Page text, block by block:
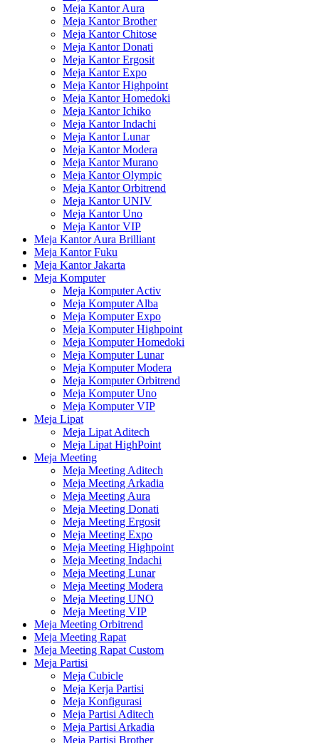
Meja Kantor Aura
Meja Kantor Brother
Meja Kantor Chitose
Meja Kantor Donati
Meja Kantor Ergosit
Meja Kantor Expo
Meja Kantor Highpoint
Meja Kantor Homedoki
Meja Kantor Ichiko
Meja Kantor Indachi
Meja Kantor Lunar
Meja Kantor Modera
Meja Kantor Murano
Meja Kantor Olympic
Meja Kantor Orbitrend
Meja Kantor UNIV
Meja Kantor Uno
Meja Kantor VIP
Meja Kantor Aura Brilliant
Meja Kantor Fuku
Meja Kantor Jakarta
Meja Komputer
Meja Komputer Activ
Meja Komputer Alba
Meja Komputer Expo
Meja Komputer Highpoint
Meja Komputer Homedoki
Meja Komputer Lunar
Meja Komputer Modera
Meja Komputer Orbitrend
Meja Komputer Uno
Meja Komputer VIP
Meja Lipat
Meja Lipat Aditech
Meja Lipat HighPoint
Meja Meeting
Meja Meeting Aditech
Meja Meeting Arkadia
Meja Meeting Aura
Meja Meeting Donati
Meja Meeting Ergosit
Meja Meeting Expo
Meja Meeting Highpoint
Meja Meeting Indachi
Meja Meeting Lunar
Meja Meeting Modera
Meja Meeting UNO
Meja Meeting VIP
Meja Meeting Orbitrend
Meja Meeting Rapat
Meja Meeting Rapat Custom
Meja Partisi
Meja Cubicle
Meja Kerja Partisi
Meja Konfigurasi
Meja Partisi Aditech
Meja Partisi Arkadia
Meja Partisi Brother